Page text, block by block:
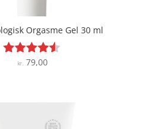
Orgasme Gel 30 ml
Vurderet
kr.79,00